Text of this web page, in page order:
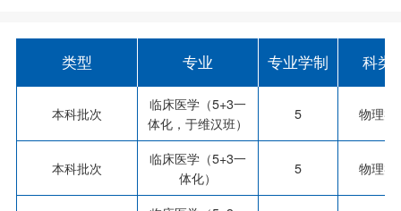
类型 专业 专业学制 科类
本科批次
临床医学（5+3一
体化，于维汉班）
5 物理类
本科批次
临床医学（5+3一
体化）
5 物理类